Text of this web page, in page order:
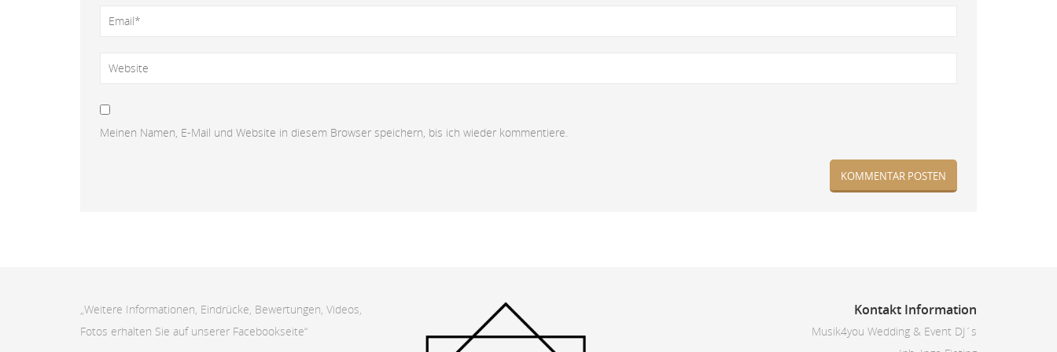
Meinen Namen, E-Mail und Website in diesem Browser speichern, bis ich wieder kommentiere.
„Weitere Informationen, Eindrücke, Bewertungen, Videos,
Fotos erhalten Sie auf unserer Facebookseite“
Kontakt Information
Musik4you Wedding & Event DJ´s